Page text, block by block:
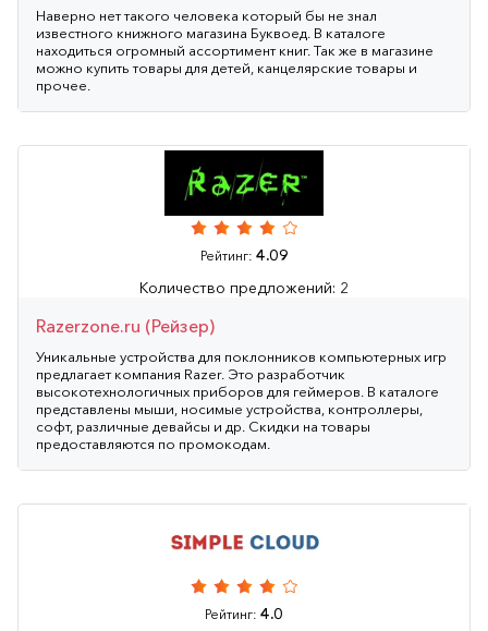
Наверно нет такого человека который бы не знал
известного книжного магазина Буквоед. В каталоге
находиться огромный ассортимент книг. Так же в магазине
можно купить товары для детей, канцелярские товары и
прочее.
Рейтинг: 4.09
Количество предложений: 2
Razerzone.ru (Рейзер)
Уникальные устройства для поклонников компьютерных игр
предлагает компания Razer. Это разработчик
высокотехнологичных приборов для геймеров. В каталоге
представлены мыши, носимые устройства, контроллеры,
софт, различные девайсы и др. Скидки на товары
предоставляются по промокодам.
Рейтинг: 4.0